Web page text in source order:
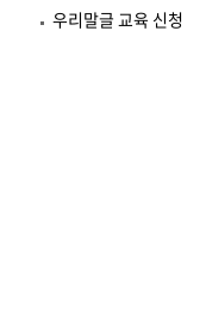
우리말글 교육 신청